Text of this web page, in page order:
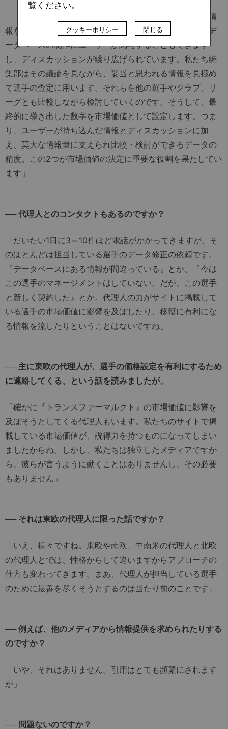
「『トランスファーマルクト』は基本的にユーザー間で情
報を持ち寄り、そこでディスカッションを行う場です。デ
ータベースの制作にユーザーが関与することもできます
し、ディスカッションが繰り広げられています。私たち編
集部はその議論を見ながら、妥当と思われる情報を見極め
て選手の査定に用います。それらを他の選手やクラブ、リ
ーグとも比較しながら検討していくのです。そうして、最
終的に導き出した数字を市場価値として設定します。つま
り、ユーザーが持ち込んだ情報とディスカッションに加
え、莫大な情報量に支えられ比較・検討ができるデータの
精度。この2つが市場価値の決定に重要な役割を果たしてい
ます」
── 代理人とのコンタクトもあるのですか？
「だいたい1日に3～10件ほど電話がかかってきますが、そ
のほとんどは担当している選手のデータ修正の依頼です。
『データベースにある情報が間違っている』とか、『今は
この選手のマネージメントはしていない。だが、この選手
と新しく契約した』とか。代理人の力がサイトに掲載して
いる選手の市場価値に影響を及ぼしたり、移籍に有利にな
る情報を流したりということはないですね」
── 主に東欧の代理人が、選手の価格設定を有利にするため
に連絡してくる、という話を読みましたが。
「確かに『トランスファーマルクト』の市場価値に影響を
及ぼそうとしてくる代理人もいます。私たちのサイトで掲
載している市場価値が、説得力を持つものになってしまい
ましたからね。しかし、私たちは独立したメディアですか
ら、彼らが言うように動くことはありませんし、その必要
もありません」
── それは東欧の代理人に限った話ですか？
「いえ、様々ですね。東欧や南欧、中南米の代理人と北欧
の代理人とでは、性格からして違いますからアプローチの
仕方も変わってきます。まあ、代理人が担当している選手
のために最善を尽くそうとするのは当たり前のことです」
── 例えば、他のメディアから情報提供を求められたりする
のですか？
「いや、それはありません。引用はとても頻繁にされます
が」
── 問題ないのですか？
覧ください。
クッキーポリシー 閉じる